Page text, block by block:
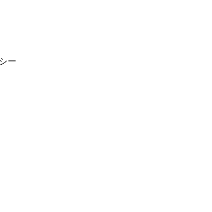
ー